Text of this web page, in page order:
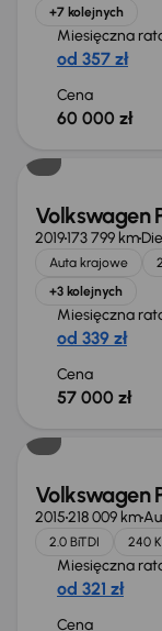
+7 kolejnych
Miesięczna
od 357 zł
Cena
60 000 zł
Volkswagen
2019173 799 km
Auta krajowe
+3 kolejnych
Miesięczna
od 339 zł
Cena
57 000 zł
Volkswagen
2015218 009 km
2.0 BiTDI 240
Miesięczna
od 321 zł
Cena